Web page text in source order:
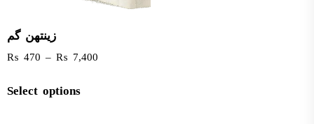
زینتھن گم
₨ 470 – ₨ 7,400
Select options